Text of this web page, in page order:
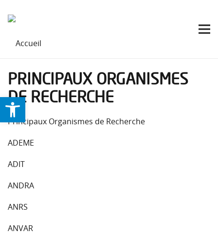
PRINCIPAUX ORGANISMES
DE RECHERCHE
Principaux Organismes de Recherche
ADEME
ADIT
ANDRA
ANRS
ANVAR
Ouvrir la barre d’outils